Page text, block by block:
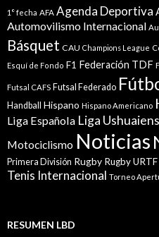
1° fecha AFA Agenda Deportiva
Automovilismo Internacional
Básquet CAU Champions League
Esquí de Fondo F1 Federación TDF
Futsal CAFS Futsal Federado
Handball Hispano Hispano Americano
Liga Española Liga
Motociclismo Noticias
Primera División Rugby Rugby URTF
Tenis Internacional Torneo
RESUMEN LBD